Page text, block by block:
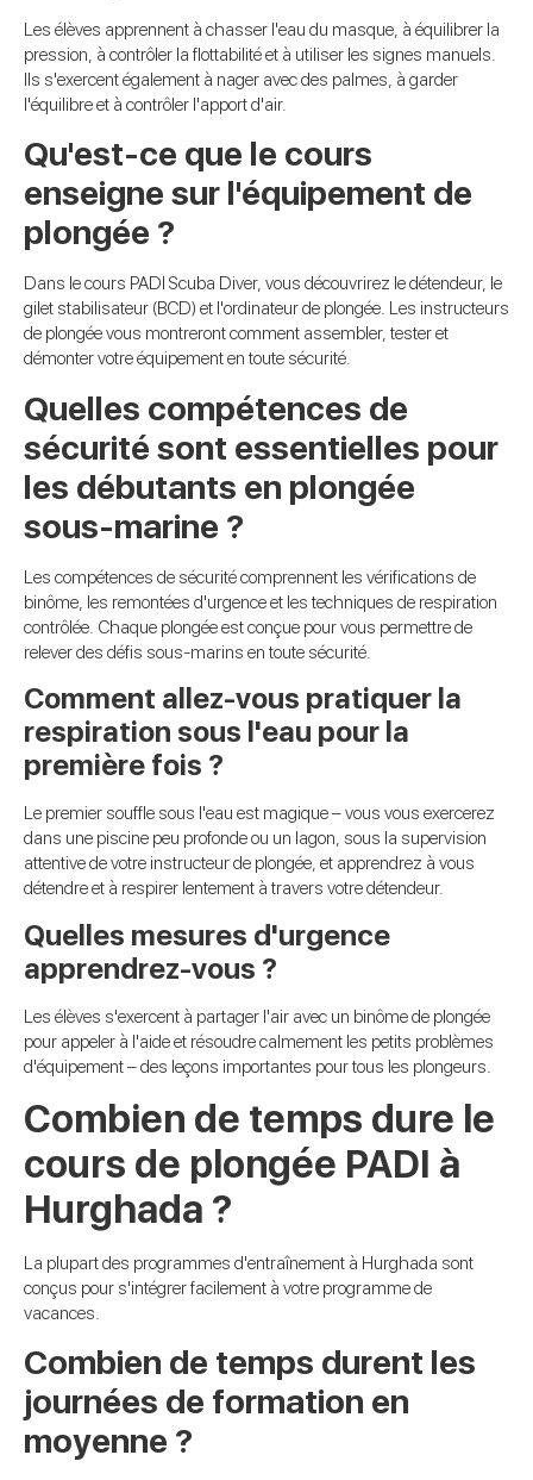
Les élèves apprennent à chasser l'eau du masque, à équilibrer la
pression, à contrôler la flottabilité et à utiliser les signes manuels.
Ils s'exercent également à nager avec des palmes, à garder
l'équilibre et à contrôler l'apport d'air.
Qu'est-ce que le cours
enseigne sur l'équipement de
plongée ?
Dans le cours PADI Scuba Diver, vous découvrirez le détendeur, le
gilet stabilisateur (BCD) et l'ordinateur de plongée. Les instructeurs
de plongée vous montreront comment assembler, tester et
démonter votre équipement en toute sécurité.
Quelles compétences de
sécurité sont essentielles pour
les débutants en plongée
sous-marine ?
Les compétences de sécurité comprennent les vérifications de
binôme, les remontées d'urgence et les techniques de respiration
contrôlée. Chaque plongée est conçue pour vous permettre de
relever des défis sous-marins en toute sécurité.
Comment allez-vous pratiquer la
respiration sous l'eau pour la
première fois ?
Le premier souffle sous l'eau est magique – vous vous exercerez
dans une piscine peu profonde ou un lagon, sous la supervision
attentive de votre instructeur de plongée, et apprendrez à vous
détendre et à respirer lentement à travers votre détendeur.
Quelles mesures d'urgence
apprendrez-vous ?
Les élèves s'exercent à partager l'air avec un binôme de plongée
pour appeler à l'aide et résoudre calmement les petits problèmes
d'équipement – des leçons importantes pour tous les plongeurs.
Combien de temps dure le
cours de plongée PADI à
Hurghada ?
La plupart des programmes d'entraînement à Hurghada sont
conçus pour s'intégrer facilement à votre programme de
vacances.
Combien de temps durent les
journées de formation en
moyenne ?